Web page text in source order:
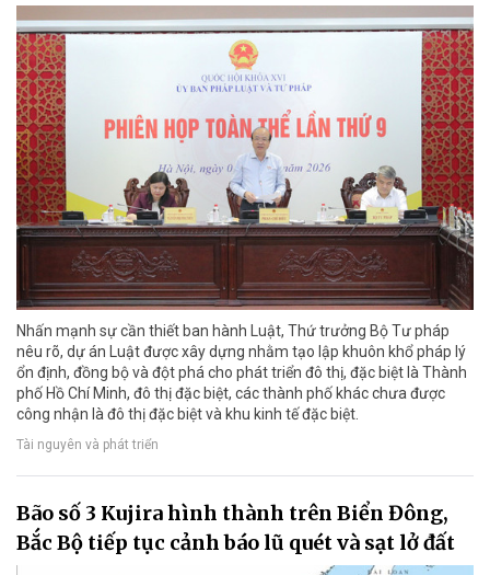
Nhấn mạnh sự cần thiết ban hành Luật, Thứ trưởng Bộ Tư pháp
nêu rõ, dự án Luật được xây dựng nhằm tạo lập khuôn khổ pháp lý
ổn định, đồng bộ và đột phá cho phát triển đô thị, đặc biệt là Thành
phố Hồ Chí Minh, đô thị đặc biệt, các thành phố khác chưa được
công nhận là đô thị đặc biệt và khu kinh tế đặc biệt.
Tài nguyên và phát triển
Bão số 3 Kujira hình thành trên Biển Đông,
Bắc Bộ tiếp tục cảnh báo lũ quét và sạt lở đất